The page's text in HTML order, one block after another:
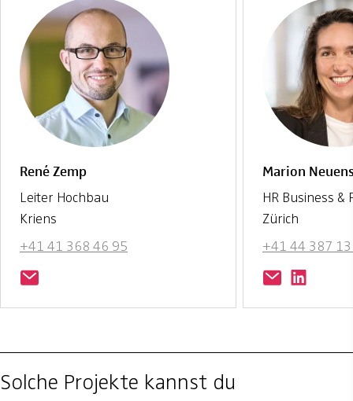
René Zemp
Leiter Hochbau
Kriens
+41 41 368 46 95
Marion
HR Business
Zürich
+41 44 387
Solche Projekte kannst du